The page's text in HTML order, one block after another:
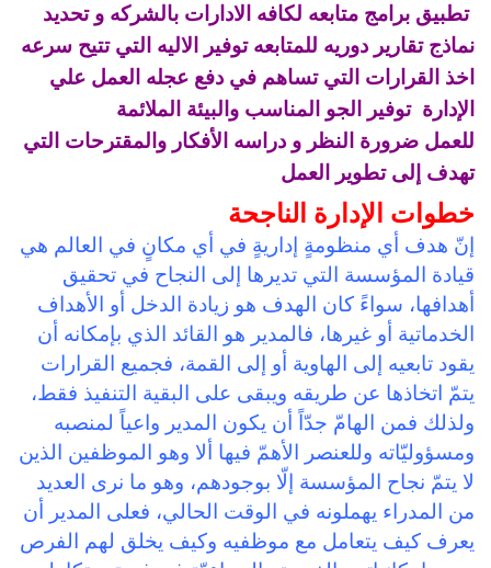
تطبيق برامج متابعه لكافه الادارات بالشركه و تحديد
نماذج تقارير دوريه للمتابعه توفير الاليه التي تتيح سرعه
اخذ القرارات التي تساهم في دفع عجله العمل علي
الإدارة توفير الجو المناسب والبيئة الملائمة
للعمل ضرورة النظر و دراسه الأفكار والمقترحات التي
تهدف إلى تطوير العمل
خطوات الإدارة الناجحة
إنّ هدف أي منظومةٍ إداريةٍ في أي مكانٍ في العالم هي
قيادة المؤسسة التي تديرها إلى النجاح في تحقيق
أهدافها، سواءً كان الهدف هو زيادة الدخل أو الأهداف
الخدماتية أو غيرها، فالمدير هو القائد الذي بإمكانه أن
يقود تابعيه إلى الهاوية أو إلى القمة، فجميع القرارات
يتمّ اتخاذها عن طريقه ويبقى على البقية التنفيذ فقط،
ولذلك فمن الهامّ جدّاً أن يكون المدير واعياً لمنصبه
ومسؤوليّاته وللعنصر الأهمّ فيها ألا وهو الموظفين الذين
لا يتمّ نجاح المؤسسة إلّا بوجودهم، وهو ما نرى العديد
من المدراء يهملونه في الوقت الحالي، فعلى المدير أن
يعرف كيف يتعامل مع موظفيه وكيف يخلق لهم الفرص